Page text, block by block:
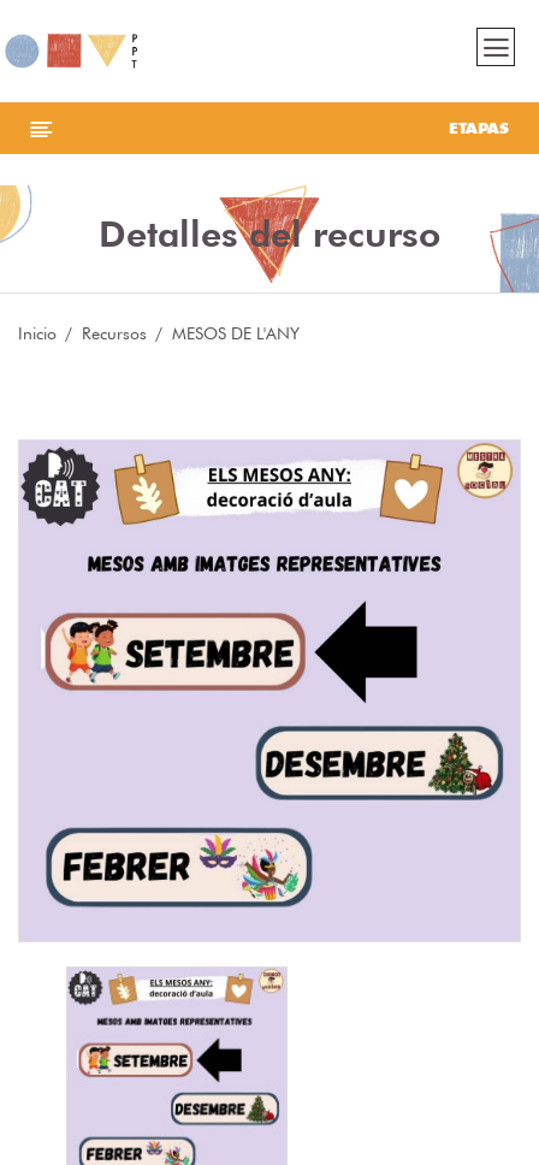
ETAPAS
Detalles del recurso
Inicio Recursos MESOS DE L'ANY